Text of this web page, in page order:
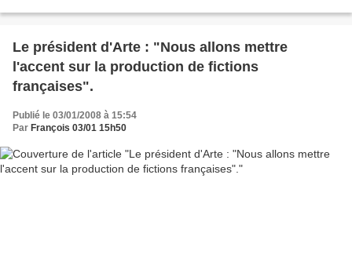
Le président d'Arte : "Nous allons mettre
l'accent sur la production de fictions
françaises".
Publié le 03/01/2008 à 15:54
Par François 03/01 15h50